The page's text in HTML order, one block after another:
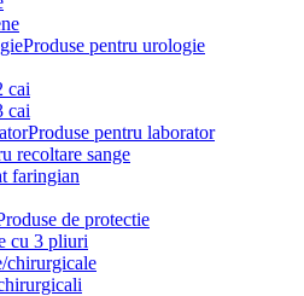
Produse pentru urologie
cai
cai
Produse pentru laborator
recoltare sange
faringian
de protectie
cu 3 pliuri
chirurgicale